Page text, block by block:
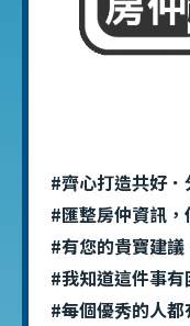
#齊心打造共好
#匯整房仲資訊
#有您的貴寶建
#我知道這件事
#每個優秀的人